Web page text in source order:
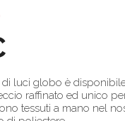
luci globo è
raffinato ed unico
tessuti a mano nel